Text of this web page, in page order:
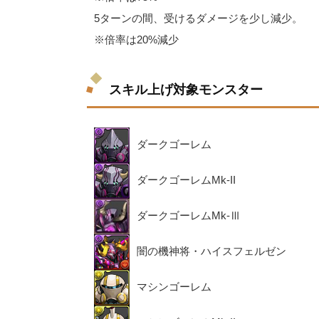
5ターンの間、受けるダメージを少し減少。
※倍率は20%減少
スキル上げ対象モンスター
ダークゴーレム
ダークゴーレムMk-II
ダークゴーレムMk-Ⅲ
闇の機神将・ハイスフェルゼン
マシンゴーレム